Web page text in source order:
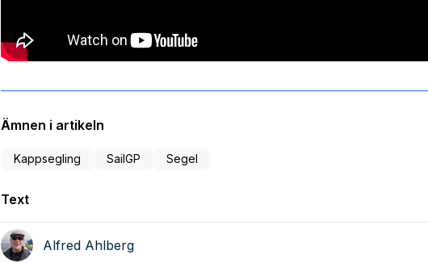
Ämnen i artikeln
Kappsegling SailGP Segel
Text
Alfred Ahlberg